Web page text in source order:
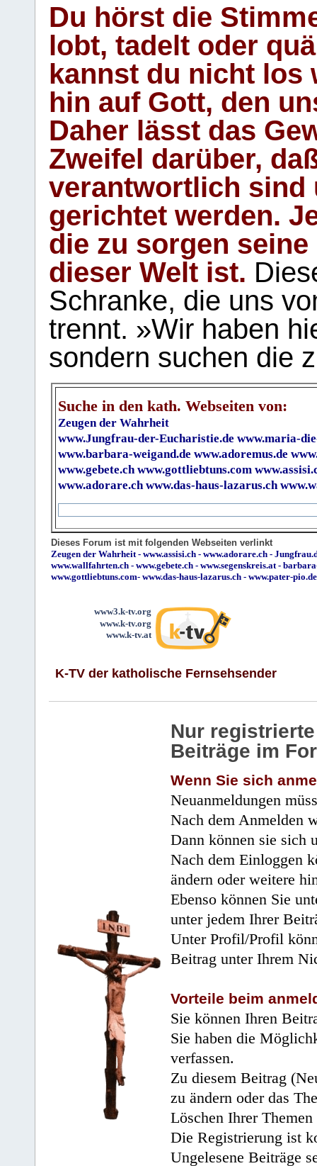
Du hörst die
lobt, tadelt oder
kannst du nicht los
hin auf Gott, den
Daher lässt das
Zweifel darüber,
verantwortlich sind
gerichtet werden.
die zu sorgen
dieser Welt ist.
Schranke, die uns
trennt. »Wir haben
sondern suchen die
Suche in den kath. Webseiten von:
Zeugen der Wahrheit
www.Jungfrau-der-Eucharistie.de www.maria-
www.barbara-weigand.de www.adoremus.de
www.gebete.ch www.gottliebtuns.com
www.adorare.ch www.das-haus-lazarus.ch
Dieses Forum ist mit folgenden Webseiten verlinkt
Zeugen der Wahrheit - www.assisi.ch - www.adorare.ch -
www.wallfahrten.ch - www.gebete.ch - www.segenskreis.at -
www.gottliebtuns.com- www.das-haus-lazarus.ch - www.pater-pio.de
www3.k-tv.org
www.k-tv.org
www.k-tv.at
K-TV der katholische Fernsehsender
Nur
Beiträge im
Wenn Sie sich
Neuanmeldungen
Nach dem Anmelden
Dann können sie sich
Nach dem Einloggen
ändern oder weitere
Ebenso können Sie
unter jedem Ihrer
Unter Profil/Profil
Beitrag unter Ihrem
Vorteile beim
Sie können Ihren
Sie haben die
verfassen.
Zu diesem Beitrag
zu ändern oder das
Löschen Ihrer
Die Registrierung ist
Ungelesene Beiträge